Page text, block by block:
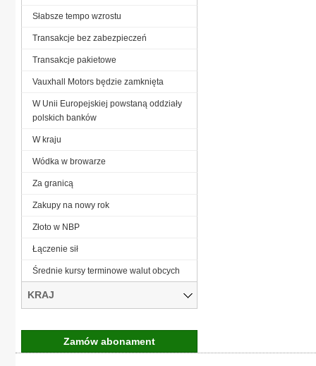
Słabsze tempo wzrostu
Transakcje bez zabezpieczeń
Transakcje pakietowe
Vauxhall Motors będzie zamknięta
W Unii Europejskiej powstaną oddziały
polskich banków
W kraju
Wódka w browarze
Za granicą
Zakupy na nowy rok
Złoto w NBP
Łączenie sił
Średnie kursy terminowe walut obcych
KRAJ
Zamów abonament